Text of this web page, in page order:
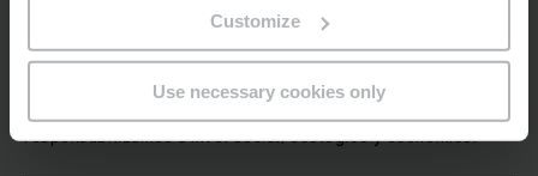
Customize
Use necessary cookies only
Soluciones sostenibles para la
intralogística del futuro
responsabilizamos a nivel social, ecológico y económico.